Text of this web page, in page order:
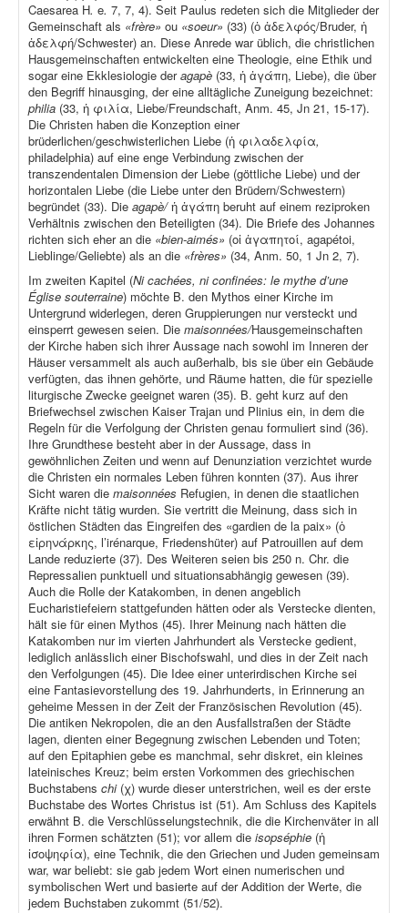
Caesarea H. e. 7, 7, 4). Seit Paulus redeten sich die Mitglieder der
Gemeinschaft als «frère» ou «soeur» (33) (ὁ ἀδελφός/Bruder, ἡ
ἀδελφή/Schwester) an. Diese Anrede war üblich, die christlichen
Hausgemeinschaften entwickelten eine Theologie, eine Ethik und
sogar eine Ekklesiologie deragapè (33, ἡ ἀγάπη, Liebe), die über
den Begriff hinausging, der eine alltägliche Zuneigung bezeichnet:
philia (33, ἡ φιλία, Liebe/Freundschaft, Anm. 45, Jn 21, 15-17).
Die Christen haben die Konzeption einer
brüderlichen/geschwisterlichen Liebe (ἡ φιλαδελφία,
philadelphia) auf eine enge Verbindung zwischen der
transzendentalen Dimension der Liebe (göttliche Liebe) und der
horizontalen Liebe (die Liebe unter den Brüdern/Schwestern)
begründet (33). Die agapè/ἡ ἀγάπη beruht auf einem reziproken
Verhältnis zwischen den Beteiligten (34). Die Briefe des Johannes
richten sich eher an die «bien-aimés» (οἱ ἀγαπητοί, agapétoi,
Lieblinge/Geliebte) als an die «frères» (34, Anm. 50, 1 Jn 2, 7).
Im zweiten Kapitel (Ni cachées, ni confinées: le mythe d’une
Église souterraine) möchte B. den Mythos einer Kirche im
Untergrund widerlegen, deren Gruppierungen nur versteckt und
einsperrt gewesen seien. Die maisonnées/Hausgemeinschaften
der Kirche haben sich ihrer Aussage nach sowohl im Inneren der
Häuser versammelt als auch außerhalb, bis sie über ein Gebäude
verfügten, das ihnen gehörte, und Räume hatten, die für spezielle
liturgische Zwecke geeignet waren (35). B. geht kurz auf den
Briefwechsel zwischen Kaiser Trajan und Plinius ein, in dem die
Regeln für die Verfolgung der Christen genau formuliert sind (36).
Ihre Grundthese besteht aber in der Aussage, dass in
gewöhnlichen Zeiten und wenn auf Denunziation verzichtet wurde
die Christen ein normales Leben führen konnten (37). Aus ihrer
Sicht waren die maisonnées Refugien, in denen die staatlichen
Kräfte nicht tätig wurden. Sie vertritt die Meinung, dass sich in
östlichen Städten das Eingreifen des «gardien de la paix» (ὁ
εἰρηνάρκης, l’irénarque, Friedenshüter) auf Patrouillen auf dem
Lande reduzierte (37). Des Weiteren seien bis 250 n. Chr. die
Repressalien punktuell und situationsabhängig gewesen (39).
Auch die Rolle der Katakomben, in denen angeblich
Eucharistiefeiern stattgefunden hätten oder als Verstecke dienten,
hält sie für einen Mythos (45). Ihrer Meinung nach hätten die
Katakomben nur im vierten Jahrhundert als Verstecke gedient,
lediglich anlässlich einer Bischofswahl, und dies in der Zeit nach
den Verfolgungen (45). Die Idee einer unterirdischen Kirche sei
eine Fantasievorstellung des 19. Jahrhunderts, in Erinnerung an
geheime Messen in der Zeit der Französischen Revolution (45).
Die antiken Nekropolen, die an den Ausfallstraßen der Städte
lagen, dienten einer Begegnung zwischen Lebenden und Toten;
auf den Epitaphien gebe es manchmal, sehr diskret, ein kleines
lateinisches Kreuz; beim ersten Vorkommen des griechischen
Buchstabens chi (χ) wurde dieser unterstrichen, weil es der erste
Buchstabe des Wortes Christus ist (51). Am Schluss des Kapitels
erwähnt B. die Verschlüsselungstechnik, die die Kirchenväter in all
ihren Formen schätzten (51); vor allem die isopséphie (ἡ
ἰσοψηφία), eine Technik, die den Griechen und Juden gemeinsam
war, war beliebt: sie gab jedem Wort einen numerischen und
symbolischen Wert und basierte auf der Addition der Werte, die
jedem Buchstaben zukommt (51/52).